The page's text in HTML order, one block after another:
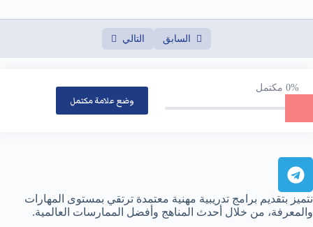
السابق التالي
0% مكتمل
وضع علامة مكتمل
نتميز بتقديم برامج تدريبية مهنية معتمدة ترتقي بمستوى المهارات
والمعرفة، من خلال أحدث المناهج وأفضل الممارسات العالمية.